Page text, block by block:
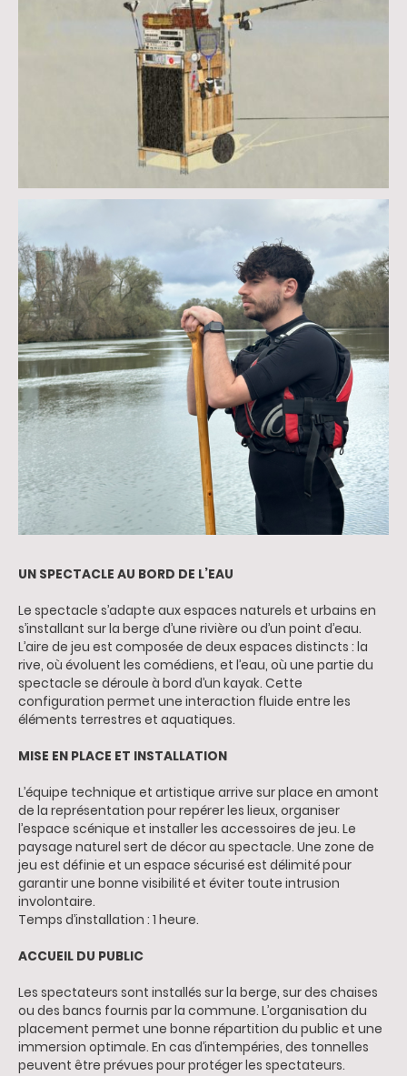
UN SPECTACLE AU BORD DE L’EAU
Le spectacle s’adapte aux espaces naturels et urbains en
s’installant sur la berge d’une rivière ou d’un point d’eau.
L’aire de jeu est composée de deux espaces distincts : la
rive, où évoluent les comédiens, et l’eau, où une partie du
spectacle se déroule à bord d’un kayak. Cette
configuration permet une interaction fluide entre les
éléments terrestres et aquatiques.
MISE EN PLACE ET INSTALLATION
L’équipe technique et artistique arrive sur place en amont
de la représentation pour repérer les lieux, organiser
l’espace scénique et installer les accessoires de jeu. Le
paysage naturel sert de décor au spectacle. Une zone de
jeu est définie et un espace sécurisé est délimité pour
garantir une bonne visibilité et éviter toute intrusion
involontaire.
Temps d’installation : 1 heure.
ACCUEIL DU PUBLIC
Les spectateurs sont installés sur la berge, sur des chaises
ou des bancs fournis par la commune. L’organisation du
placement permet une bonne répartition du public et une
immersion optimale. En cas d’intempéries, des tonnelles
peuvent être prévues pour protéger les spectateurs.